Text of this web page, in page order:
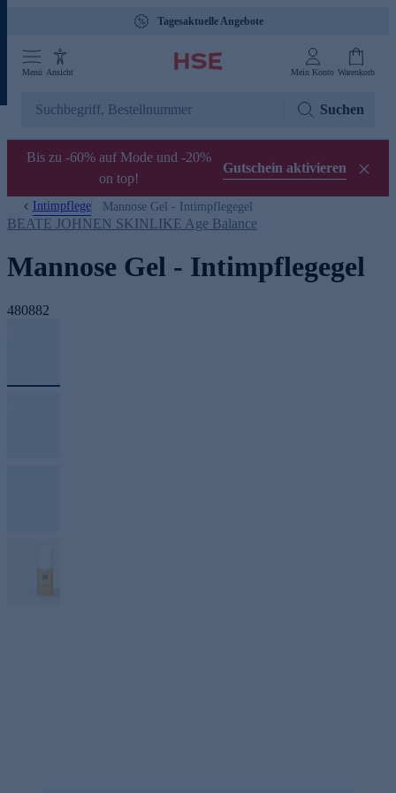
Tagesaktuelle Angebote
Menü Ansicht Mein Konto Warenkorb
Suchen
Bis zu -60% auf Mode und -20%
on top!
Gutschein aktivieren
Intimpflege Mannose Gel - Intimpflegegel
BEATE JOHNEN SKINLIKE Age Balance
Mannose Gel - Intimpflegegel
480882